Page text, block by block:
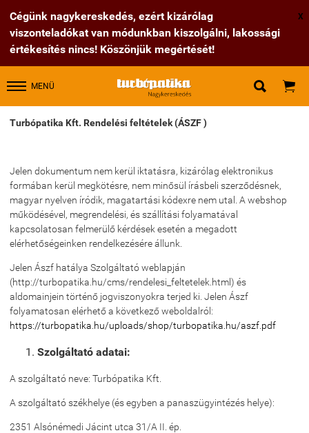
Cégünk nagykereskedés, ezért kizárólag
viszonteladókat van módunkban kiszolgálni, lakossági
értékesítés nincs! Köszönjük megértését!
X
MENÜ  
Turbópatika Kft. Rendelési feltételek (ÁSZF )
Jelen dokumentum nem kerül iktatásra, kizárólag elektronikus
formában kerül megkötésre, nem minősül írásbeli szerződésnek,
magyar nyelven íródik, magatartási kódexre nem utal. A webshop
működésével, megrendelési, és szállítási folyamatával
kapcsolatosan felmerülő kérdések esetén a megadott
elérhetőségeinken rendelkezésére állunk.
Jelen Ászf hatálya Szolgáltató weblapján
(http://turbopatika.hu/cms/rendelesi_feltetelek.html) és
aldomainjein történő jogviszonyokra terjed ki. Jelen Ászf
folyamatosan elérhető a következő weboldalról:
https://turbopatika.hu/uploads/shop/turbopatika.hu/aszf.pdf
Szolgáltató adatai:
A szolgáltató neve: Turbópatika Kft.
A szolgáltató székhelye (és egyben a panaszügyintézés helye):
2351 Alsónémedi Jácint utca 31/A II. ép.